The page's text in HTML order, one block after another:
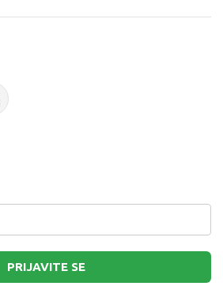
PRIJAVITE SE